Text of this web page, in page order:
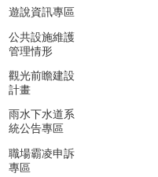
遊說資訊專區
公共設施維護
管理情形
觀光前瞻建設
計畫
雨水下水道系
統公告專區
職場霸凌申訴
專區